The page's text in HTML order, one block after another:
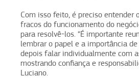
Com isso feito, é preciso entender
fracos do funcionamento do
para resolvê-los. “É importante
lembrar o papel e a importância de
depois falar individualmente com
mostrando confiança e
Luciano.